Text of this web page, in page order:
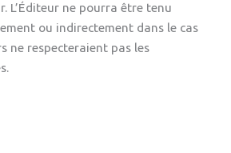
L’Éditeur ne pourra être tenu
ou indirectement dans le cas
ne respecteraient pas les